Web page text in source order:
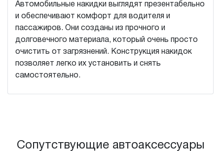
Автомобильные накидки выглядят презентабельно
и обеспечивают комфорт для водителя и
пассажиров. Они созданы из прочного и
долговечного материала, который очень просто
очистить от загрязнений. Конструкция накидок
позволяет легко их установить и снять
самостоятельно.
Сопутствующие автоаксессуары